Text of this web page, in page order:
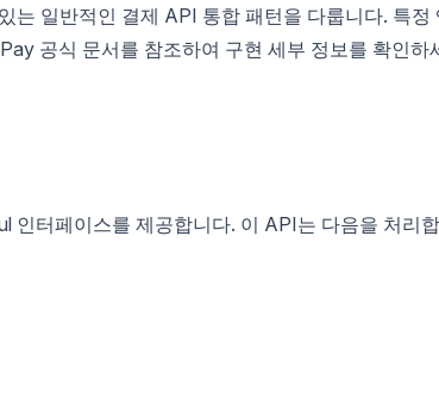
는 일반적인 결제 API 통합 패턴을 다룹니다. 특정
공식 문서를 참조하여 구현 세부 정보를 확인하
인터페이스를 제공합니다. 이 API는 다음을 처리합